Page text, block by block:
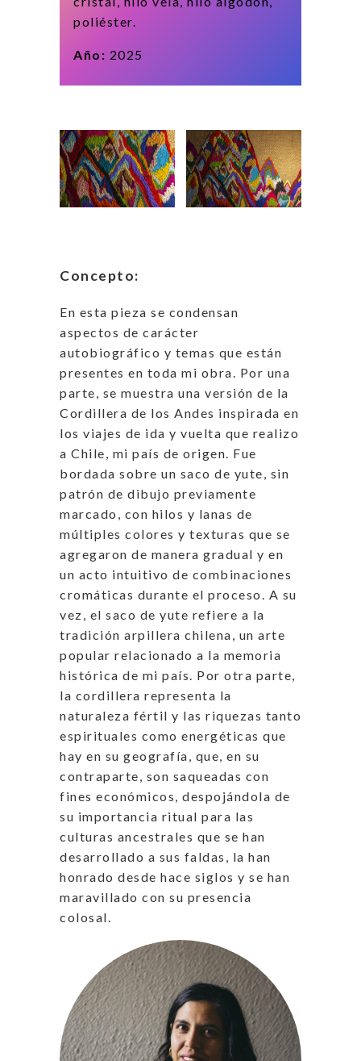
poliéster.
Año: 2025
Concepto:
En esta pieza se condensan
aspectos de carácter
autobiográfico y temas que están
presentes en toda mi obra. Por una
parte, se muestra una versión de la
Cordillera de los Andes inspirada en
los viajes de ida y vuelta que realizo
a Chile, mi país de origen. Fue
bordada sobre un saco de yute, sin
patrón de dibujo previamente
marcado, con hilos y lanas de
múltiples colores y texturas que se
agregaron de manera gradual y en
un acto intuitivo de combinaciones
cromáticas durante el proceso. A su
vez, el saco de yute refiere a la
tradición arpillera chilena, un arte
popular relacionado a la memoria
histórica de mi país. Por otra parte,
la cordillera representa la
naturaleza fértil y las riquezas tanto
espirituales como energéticas que
hay en su geografía, que, en su
contraparte, son saqueadas con
fines económicos, despojándola de
su importancia ritual para las
culturas ancestrales que se han
desarrollado a sus faldas, la han
honrado desde hace siglos y se han
maravillado con su presencia
colosal.